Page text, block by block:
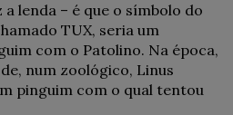
lenda – é que o símbolo do
TUX, seria um
com o Patolino. Na época,
num zoológico, Linus
pinguim com o qual tentou